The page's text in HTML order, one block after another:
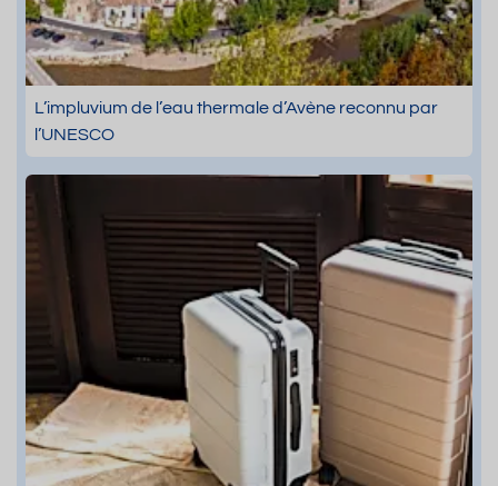
L’impluvium de l’eau thermale d’Avène reconnu par
l’UNESCO